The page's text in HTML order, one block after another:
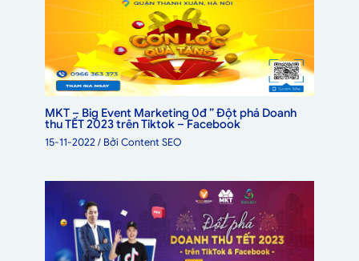
MKT – Big Event Marketing 0đ ” Đột phá Doanh
thu TẾT 2023 trên Tiktok – Facebook
15-11-2022/ BởiContent SEO